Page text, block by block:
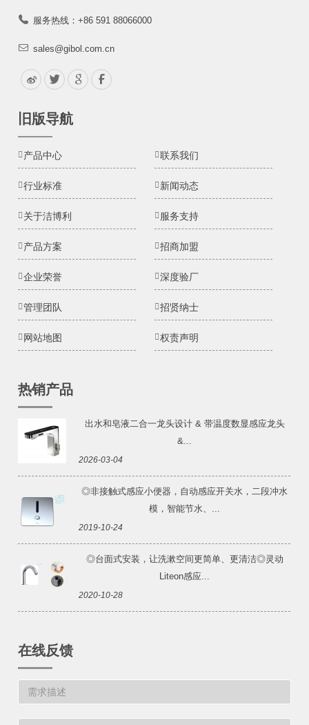
服务热线：+86 591 88066000
sales@gibol.com.cn
旧版导航
产品中心 联系我们
行业标准 新闻动态
关于洁博利 服务支持
产品方案 招商加盟
企业荣誉 深度验厂
管理团队 招贤纳士
网站地图 权责声明
热销产品
出水和皂液二合一龙头设计 & 带温度数显感应龙头
&...
2026-03-04
◎非接触式感应小便器，自动感应开关水，二段冲水
模，智能节水、...
2019-10-24
◎台面式安装，让洗漱空间更简单、更清洁◎灵动
Liteon感应...
2020-10-28
在线反馈